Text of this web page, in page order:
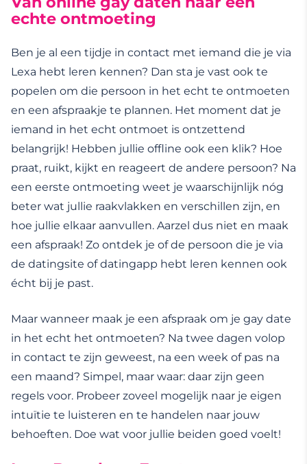
echte ontmoeting
Ben je al een tijdje in contact met iemand die je via
Lexa hebt leren kennen? Dan sta je vast ook te
popelen om die persoon in het echt te ontmoeten
en een afspraakje te plannen. Het moment dat je
iemand in het echt ontmoet is ontzettend
belangrijk! Hebben jullie offline ook een klik? Hoe
praat, ruikt, kijkt en reageert de andere persoon? Na
een eerste ontmoeting weet je waarschijnlijk nóg
beter wat jullie raakvlakken en verschillen zijn, en
hoe jullie elkaar aanvullen. Aarzel dus niet en maak
een afspraak! Zo ontdek je of de persoon die je via
de datingsite of datingapp hebt leren kennen ook
écht bij je past.
Maar wanneer maak je een afspraak om je gay date
in het echt het ontmoeten? Na twee dagen volop
in contact te zijn geweest, na een week of pas na
een maand? Simpel, maar waar: daar zijn geen
regels voor. Probeer zoveel mogelijk naar je eigen
intuïtie te luisteren en te handelen naar jouw
behoeften. Doe wat voor jullie beiden goed voelt!